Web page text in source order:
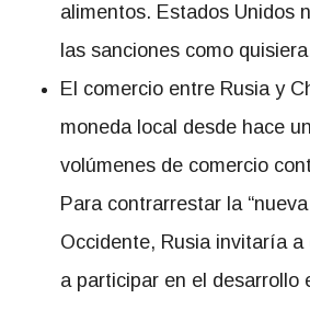
alimentos. Estados Unidos
las sanciones como
El comercio entre Rusia y
moneda local desde hace
volúmenes de comercio
Para contrarrestar la
Occidente, Rusia invitaría
a participar en el desarrollo